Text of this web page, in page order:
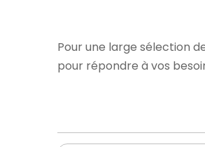
Pour une large sélection
pour répondre à vos